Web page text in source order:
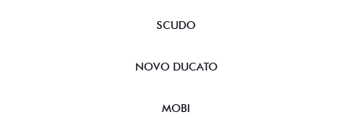
SCUDO
NOVO DUCATO
MOBI